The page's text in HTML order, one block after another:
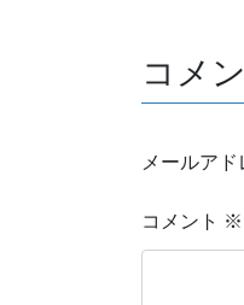
コメ
メールア
コメント ※